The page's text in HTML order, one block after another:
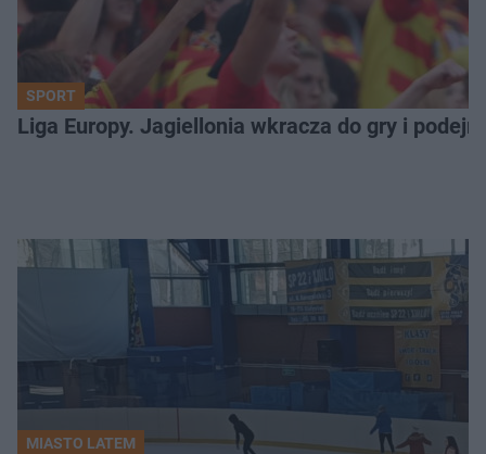
SPORT
Liga Europy. Jagiellonia wkracza do gry i
MIASTO LATEM